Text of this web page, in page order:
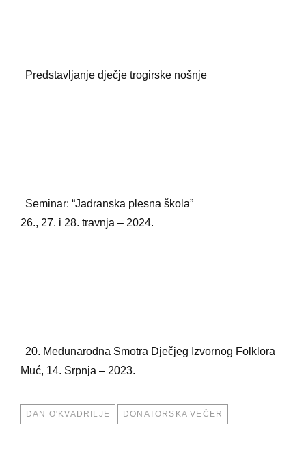
Predstavljanje dječje trogirske nošnje
Seminar: “Jadranska plesna škola”
26., 27. i 28. travnja – 2024.
20. Međunarodna Smotra Dječjeg Izvornog Folklora
Muć, 14. Srpnja – 2023.
TAGS
DAN O'KVADRILJE DONATORSKA VEČER